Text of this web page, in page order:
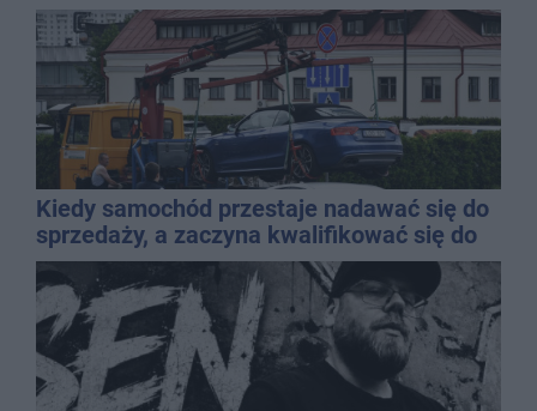
Kiedy samochód przestaje nadawać się do
sprzedaży, a zaczyna kwalifikować się do
kasacji?